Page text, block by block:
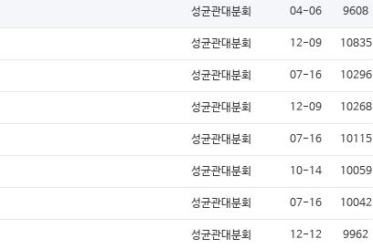
성균관대분회 04-06 9608
성균관대분회 12-09 10835
성균관대분회 07-16 10296
성균관대분회 12-09 10268
성균관대분회 07-16 10115
성균관대분회 10-14 10059
성균관대분회 07-16 10042
성균관대분회 12-12 9962